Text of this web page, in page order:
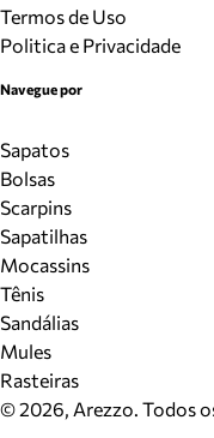
Termos de Uso
Politica e Privacidade
Navegue por
Sapatos
Bolsas
Scarpins
Sapatilhas
Mocassins
Tênis
Sandálias
Mules
Rasteiras
©2026, Arezzo. Todos